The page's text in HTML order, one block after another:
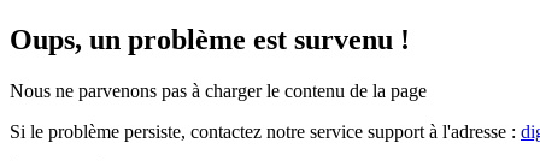
Oups, un problème est survenu !
Nous ne parvenons pas à charger le contenu de la page
Si le problème persiste, contactez notre service support à l'adresse :